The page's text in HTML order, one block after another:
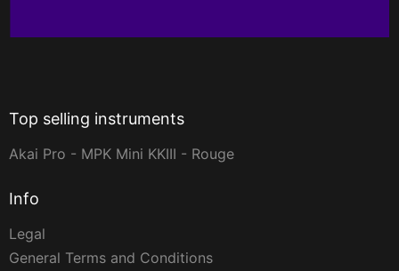
Top selling instruments
Akai Pro - MPK Mini KKIII - Rouge
Info
Legal
General Terms and Conditions